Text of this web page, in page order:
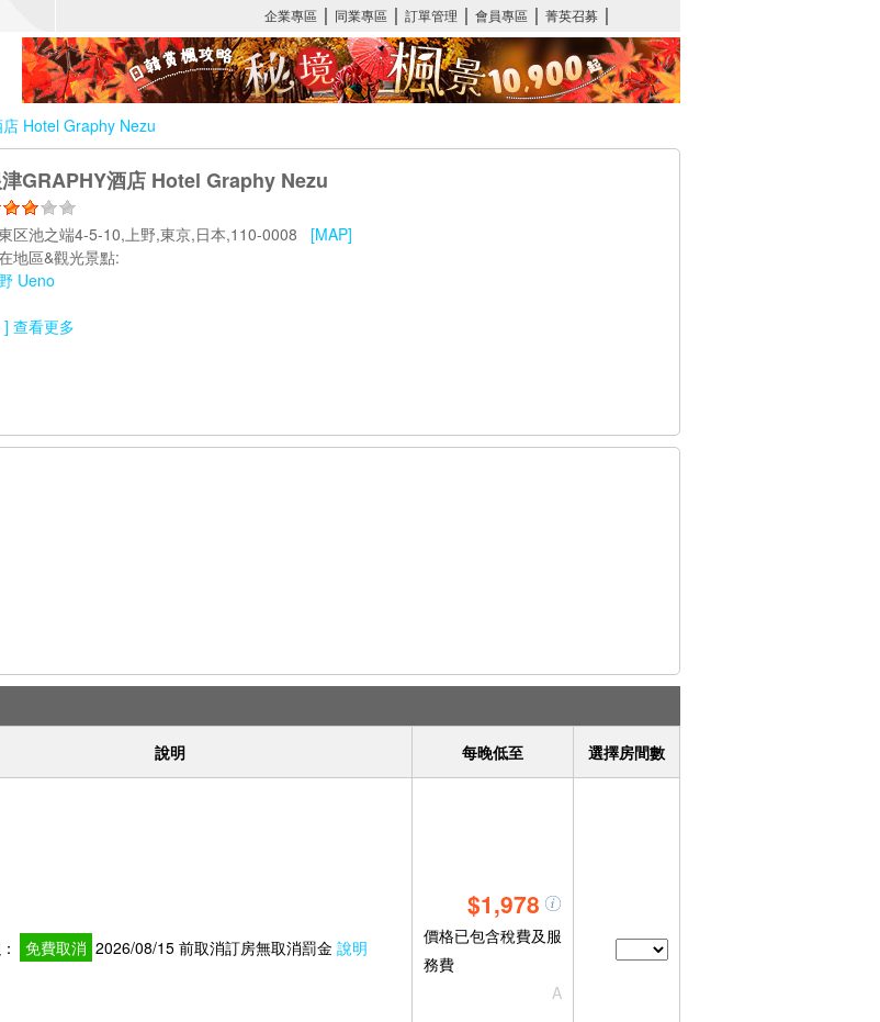
Hotel Graphy Nezu
GRAPHY酒店 Hotel Graphy Nezu
区池之端4-5-10,上野,東京,日本,110-0008 [MAP]
地區&觀光景點:
Ueno
] 查看更多
說明 每晚低至 選擇房間數
： 免費取消 2026/08/15 前取消訂房無取消罰金 說明
$1,978
價格已包含稅費及服
務費
A